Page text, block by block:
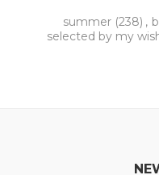
summer (238) ,
selected by my